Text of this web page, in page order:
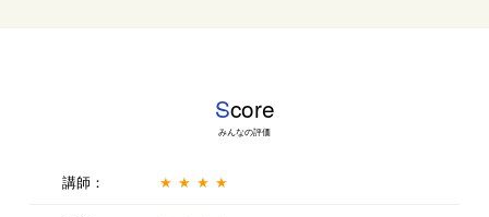
Score
みんなの評価
講師： ★★★★